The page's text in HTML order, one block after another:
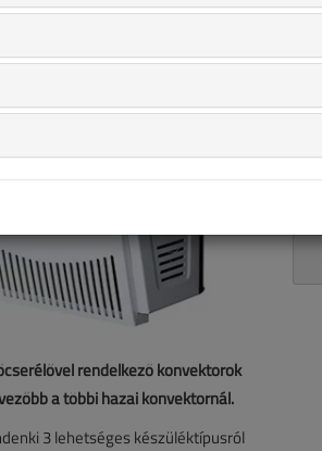
rendelkező konvektorok
a többi hazai konvektornál.
3 lehetséges készüléktípusról